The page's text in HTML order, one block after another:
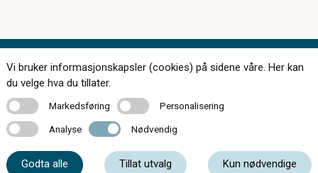
Kontakt oss
Vi bruker informasjonskapsler (cookies) på sidene våre. Her kan
du velge hva du tillater.
MarkedsføringMarkedsføring PersonaliseringPersonalisering
Analyse Analyse Nødvendig Nødvendig
Godta alle Tillat utvalg Kun nødvendige